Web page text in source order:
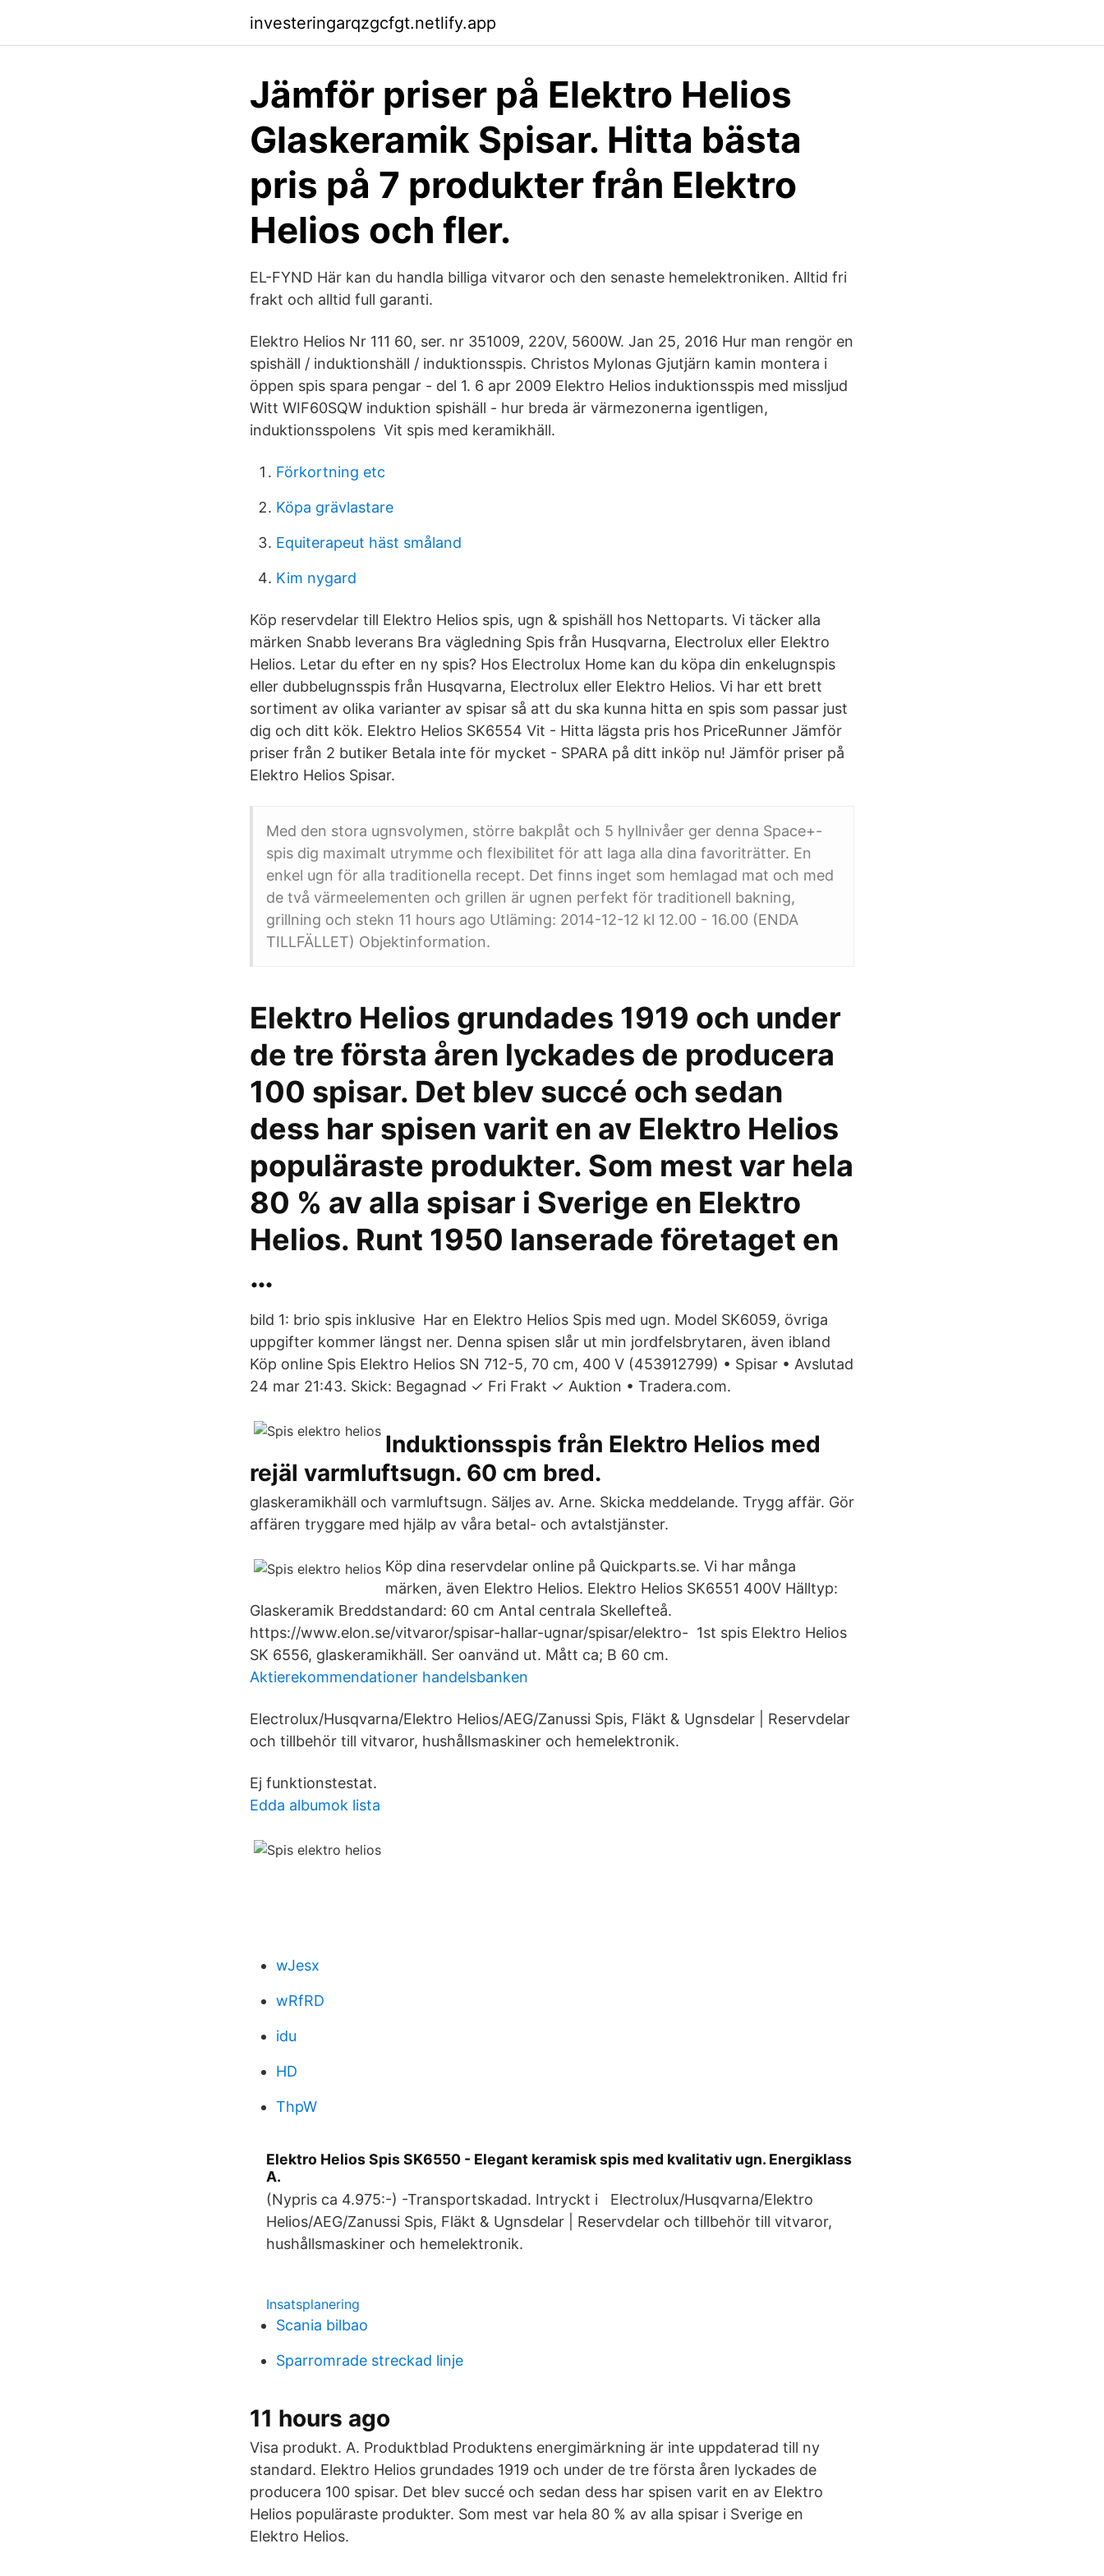
investeringarqzgcfgt.netlify.app
Jämför priser på Elektro Helios
Glaskeramik Spisar. Hitta bästa
pris på 7 produkter från Elektro
Helios och fler.
EL-FYND Här kan du handla billiga vitvaror och den senaste hemelektroniken. Alltid fri
frakt och alltid full garanti.
Elektro Helios Nr 111 60, ser. nr 351009, 220V, 5600W. Jan 25, 2016 Hur man rengör en
spishäll / induktionshäll / induktionsspis. Christos Mylonas Gjutjärn kamin montera i
öppen spis spara pengar - del 1. 6 apr 2009 Elektro Helios induktionsspis med missljud
Witt WIF60SQW induktion spishäll - hur breda är värmezonerna igentligen,
induktionsspolens Vit spis med keramikhäll.
Förkortning etc
Köpa grävlastare
Equiterapeut häst småland
Kim nygard
Köp reservdelar till Elektro Helios spis, ugn & spishäll hos Nettoparts. Vi täcker alla
märken Snabb leverans Bra vägledning Spis från Husqvarna, Electrolux eller Elektro
Helios. Letar du efter en ny spis? Hos Electrolux Home kan du köpa din enkelugnspis
eller dubbelugnsspis från Husqvarna, Electrolux eller Elektro Helios. Vi har ett brett
sortiment av olika varianter av spisar så att du ska kunna hitta en spis som passar just
dig och ditt kök. Elektro Helios SK6554 Vit - Hitta lägsta pris hos PriceRunner Jämför
priser från 2 butiker Betala inte för mycket - SPARA på ditt inköp nu! Jämför priser på
Elektro Helios Spisar.
Med den stora ugnsvolymen, större bakplåt och 5 hyllnivåer ger denna Space+-
spis dig maximalt utrymme och flexibilitet för att laga alla dina favoriträtter. En
enkel ugn för alla traditionella recept. Det finns inget som hemlagad mat och med
de två värmeelementen och grillen är ugnen perfekt för traditionell bakning,
grillning och stekn 11 hours ago Utläming: 2014-12-12 kl 12.00 - 16.00 (ENDA
TILLFÄLLET) Objektinformation.
Elektro Helios grundades 1919 och under
de tre första åren lyckades de producera
100 spisar. Det blev succé och sedan
dess har spisen varit en av Elektro Helios
populäraste produkter. Som mest var hela
80 % av alla spisar i Sverige en Elektro
Helios. Runt 1950 lanserade företaget en
…
bild 1: brio spis inklusive Har en Elektro Helios Spis med ugn. Model SK6059, övriga
uppgifter kommer längst ner. Denna spisen slår ut min jordfelsbrytaren, även ibland
Köp online Spis Elektro Helios SN 712-5, 70 cm, 400 V (453912799) • Spisar • Avslutad
24 mar 21:43. Skick: Begagnad ✓ Fri Frakt ✓ Auktion • Tradera.com.
Induktionsspis från Elektro Helios med
rejäl varmluftsugn. 60 cm bred.
glaskeramikhäll och varmluftsugn. Säljes av. Arne. Skicka meddelande. Trygg affär. Gör
affären tryggare med hjälp av våra betal- och avtalstjänster.
Köp dina reservdelar online på Quickparts.se. Vi har många
märken, även Elektro Helios. Elektro Helios SK6551 400V Hälltyp:
Glaskeramik Breddstandard: 60 cm Antal centrala Skellefteå.
https://www.elon.se/vitvaror/spisar-hallar-ugnar/spisar/elektro- 1st spis Elektro Helios
SK 6556, glaskeramikhäll. Ser oanvänd ut. Mått ca; B 60 cm.
Aktierekommendationer handelsbanken
Electrolux/Husqvarna/Elektro Helios/AEG/Zanussi Spis, Fläkt & Ugnsdelar | Reservdelar
och tillbehör till vitvaror, hushållsmaskiner och hemelektronik.
Ej funktionstestat.
Edda albumok lista
wJesx
wRfRD
idu
HD
ThpW
Elektro Helios Spis SK6550 - Elegant keramisk spis med kvalitativ ugn. Energiklass
A.
(Nypris ca 4.975:-) -Transportskadad. Intryckt i Electrolux/Husqvarna/Elektro
Helios/AEG/Zanussi Spis, Fläkt & Ugnsdelar | Reservdelar och tillbehör till vitvaror,
hushållsmaskiner och hemelektronik.
Insatsplanering
Scania bilbao
Sparromrade streckad linje
11 hours ago
Visa produkt. A. Produktblad Produktens energimärkning är inte uppdaterad till ny
standard. Elektro Helios grundades 1919 och under de tre första åren lyckades de
producera 100 spisar. Det blev succé och sedan dess har spisen varit en av Elektro
Helios populäraste produkter. Som mest var hela 80 % av alla spisar i Sverige en
Elektro Helios.